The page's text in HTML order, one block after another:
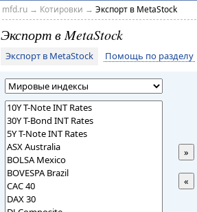
mfd.ru→ Котировки → Экспорт в MetaStock
Экспорт в MetaStock
Экспорт в MetaStock Помощь по разделу
»
«